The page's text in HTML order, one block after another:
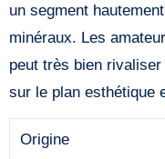
un segment
minéraux. Les
peut très bien
sur le plan esthétique
Origine